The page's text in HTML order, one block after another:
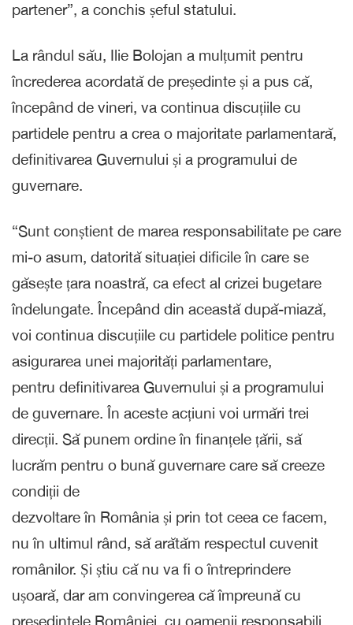
partener”, a conchis șeful statului.
La rândul său, Ilie Bolojan a mulțumit pentru
încrederea acordată de președinte și a pus că,
începând de vineri, va continua discuțiile cu
partidele pentru a crea o majoritate parlamentară,
definitivarea Guvernului și a programului de
guvernare.
“Sunt conștient de marea responsabilitate pe care
mi-o asum, datorită situației dificile în care se
găsește țara noastră, ca efect al crizei bugetare
îndelungate. Începând din această după-miază,
voi continua discuțiile cu partidele politice pentru
asigurarea unei majorități parlamentare,
pentru definitivarea Guvernului și a programului
de guvernare. În aceste acțiuni voi urmări trei
direcții. Să punem ordine în finanțele țării, să
lucrăm pentru o bună guvernare care să creeze
condiții de
dezvoltare în România și prin tot ceea ce facem,
nu în ultimul rând, să arătăm respectul cuvenit
românilor. Și știu că nu va fi o întreprindere
ușoară, dar am convingerea că împreună cu
președintele României, cu oamenii responsabili